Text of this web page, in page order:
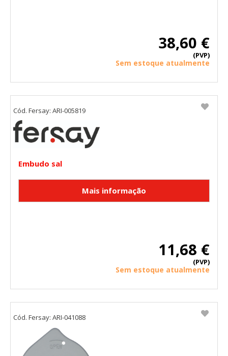
38,60 €
(PVP)
Sem estoque atualmente
Embudo sal
11,68 €
(PVP)
Sem estoque atualmente
Cód. Fersay: ARI-005819
Cód. Fersay: ARI-041088